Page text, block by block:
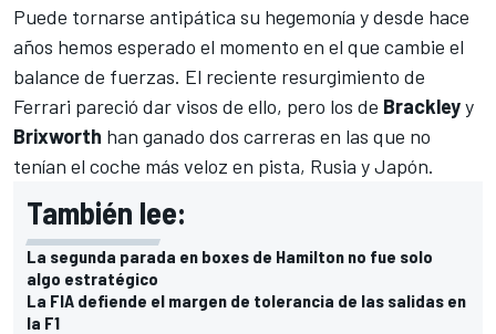
Puede tornarse antipática su hegemonía y desde hace
años hemos esperado el momento en el que cambie el
balance de fuerzas. El reciente resurgimiento de
Ferrari pareció dar visos de ello, pero los de Brackleyy
Brixworth han ganado dos carreras en las que no
tenían el coche más veloz en pista, Rusia y Japón.
También lee:
La segunda parada en boxes de Hamilton no fue solo
algo estratégico
La FIA defiende el margen de tolerancia de las salidas en
la F1